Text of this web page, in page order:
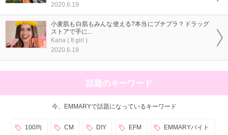
2020.6.19
小麦肌も白肌もみんな使える?本当にプチプラ？ドラッグ
ストアで手に...
Kana ( It girl )
2020.6.19
話題のキーワード
今、EMMARYで話題になっているキーワード
100均 CM DIY EFM EMMARYバイト